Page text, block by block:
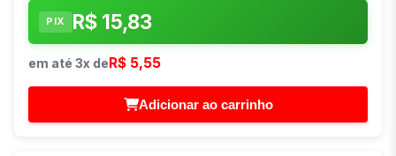
PIX R$ 15,83
em até 3x de R$ 5,55
Adicionar ao carrinho